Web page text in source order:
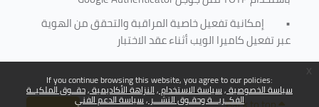
If you continue browsing this website, you agree to our policies:
سياسة الخصوصية سياسة الاستخدام النزاهة الأكاديمية حقــوق الملكيــة
الفكــريـــة وحقـوق النشـــر سياسة الدعم الفني
• إمكانية تفعيل خاصية المراقبة والتحقق من الهوية
عبر تفعيل كاميرا الويب أثناء عقد الاختبار